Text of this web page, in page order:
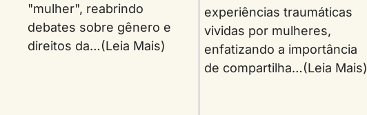
"mulher", reabrindo
debates sobre gênero e
direitos da…(Leia Mais)
experiências traumáticas
vividas por mulheres,
enfatizando a importância
de compartilha…(Leia Mais)